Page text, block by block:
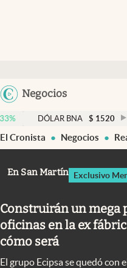
Negocios
Members
Economía y Política
Finanzas y Mercados
Columnistas
Otras secciones
BNA $ 1520 0.00%
El Cronista Negocios
En San Martín Exclusivo
Construirán un mega
oficinas en la ex
cómo será
El grupo Ecipsa se quedó con